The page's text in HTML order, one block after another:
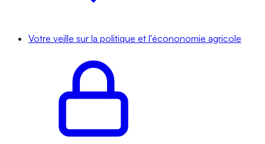
Votre veille sur la politique et l'écononomie agricole